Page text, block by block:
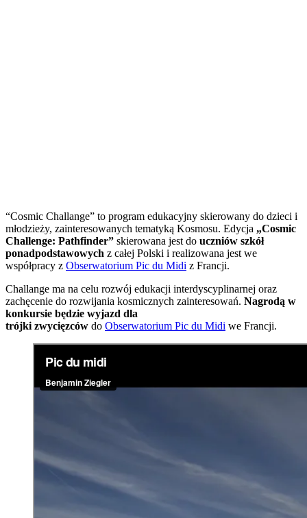
“Cosmic Challange” to program edukacyjny skierowany do dzieci i
młodzieży, zainteresowanych tematyką Kosmosu. Edycja „Cosmic
Challenge: Pathfinder” skierowana jest do uczniów szkół
ponadpodstawowych z całej Polski i realizowana jest we
współpracy z Obserwatorium Pic du Midi z Francji.
Challange ma na celu rozwój edukacji interdyscyplinarnej oraz
zachęcenie do rozwijania kosmicznych zainteresowań. Nagrodą w
konkursie będzie wyjazd dla
trójki zwycięzców do Obserwatorium Pic du Midi we Francji.